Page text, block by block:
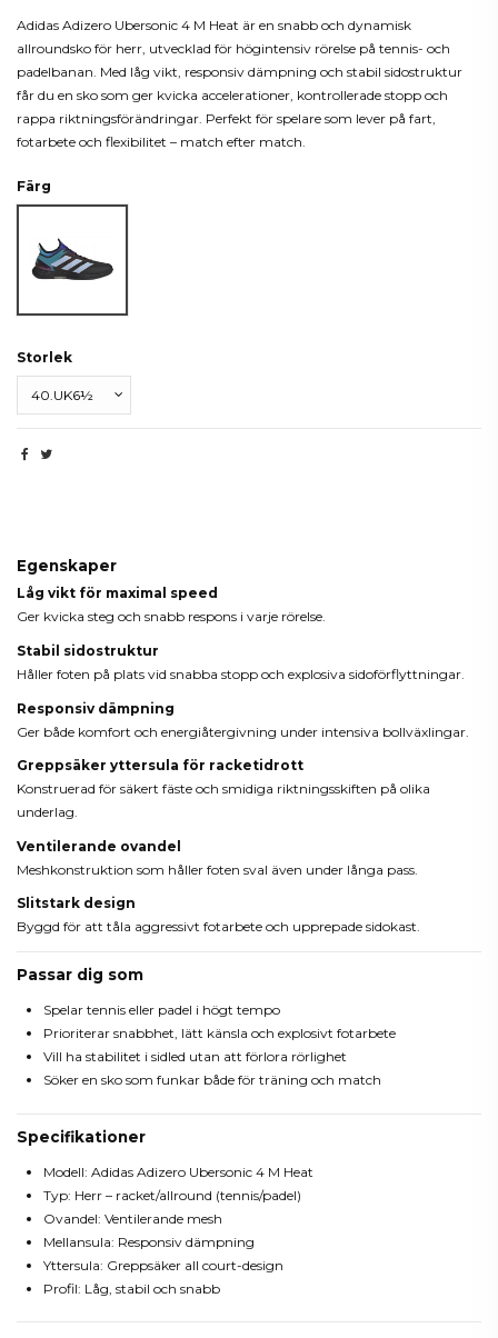
Adidas Adizero Ubersonic 4 M Heat är en snabb och dynamisk
allroundsko för herr, utvecklad för högintensiv rörelse på tennis- och
padelbanan. Med låg vikt, responsiv dämpning och stabil sidostruktur
får du en sko som ger kvicka accelerationer, kontrollerade stopp och
rappa riktningsförändringar. Perfekt för spelare som lever på fart,
fotarbete och flexibilitet – match efter match.
Färg
Storlek
Egenskaper
Låg vikt för maximal speed
Ger kvicka steg och snabb respons i varje rörelse.
Stabil sidostruktur
Håller foten på plats vid snabba stopp och explosiva sidoförflyttningar.
Responsiv dämpning
Ger både komfort och energiåtergivning under intensiva bollväxlingar.
Greppsäker yttersula för racketidrott
Konstruerad för säkert fäste och smidiga riktningsskiften på olika
underlag.
Ventilerande ovandel
Meshkonstruktion som håller foten sval även under långa pass.
Slitstark design
Byggd för att tåla aggressivt fotarbete och upprepade sidokast.
Passar dig som
Spelar tennis eller padel i högt tempo
Prioriterar snabbhet, lätt känsla och explosivt fotarbete
Vill ha stabilitet i sidled utan att förlora rörlighet
Söker en sko som funkar både för träning och match
Specifikationer
Modell: Adidas Adizero Ubersonic 4 M Heat
Typ: Herr – racket/allround (tennis/padel)
Ovandel: Ventilerande mesh
Mellansula: Responsiv dämpning
Yttersula: Greppsäker all court-design
Profil: Låg, stabil och snabb